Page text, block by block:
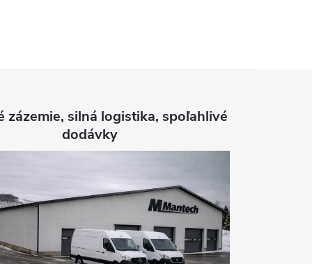
zázemie, silná logistika, spoľahlivé
dodávky